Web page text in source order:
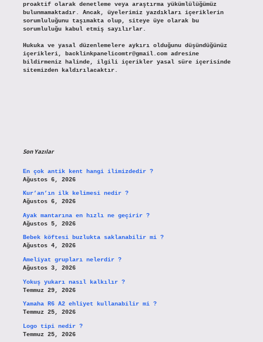
proaktif olarak denetleme veya araştırma yükümlülüğümüz
bulunmamaktadır. Ancak, üyelerimiz yazdıkları içeriklerin
sorumluluğunu taşımakta olup, siteye üye olarak bu
sorumluluğu kabul etmiş sayılırlar.
Hukuka ve yasal düzenlemelere aykırı olduğunu düşündüğünüz
içerikleri,
backlinkpanelicomtr@gmail.comadresine
bildirmeniz halinde, ilgili içerikler yasal süre içerisinde
sitemizden kaldırılacaktır.
Son Yazılar
En çok antik kent hangi ilimizdedir ?
Ağustos 6, 2026
Kur’an’ın ilk kelimesi nedir ?
Ağustos 6, 2026
Ayak mantarına en hızlı ne geçirir ?
Ağustos 5, 2026
Bebek köftesi buzlukta saklanabilir mi ?
Ağustos 4, 2026
Ameliyat grupları nelerdir ?
Ağustos 3, 2026
Yokuş yukarı nasıl kalkılır ?
Temmuz 29, 2026
Yamaha R6 A2 ehliyet kullanabilir mi ?
Temmuz 25, 2026
Logo tipi nedir ?
Temmuz 25, 2026